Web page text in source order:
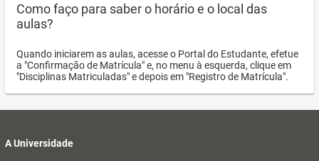
Como faço para saber o horário e o local das
aulas?
Quando iniciarem as aulas, acesse o Portal do Estudante, efetue
a "Confirmação de Matrícula" e, no menu à esquerda, clique em
"Disciplinas Matriculadas" e depois em "Registro de Matrícula".
A Universidade